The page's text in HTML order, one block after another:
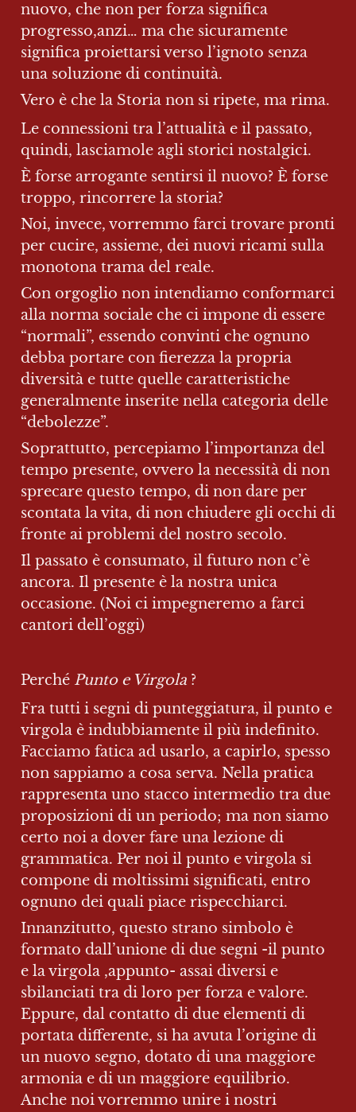
nuovo, che non per forza significa
progresso,anzi… ma che sicuramente
significa proiettarsi verso l’ignoto senza
una soluzione di continuità.
Vero è che la Storia non si ripete, ma rima.
Le connessioni tra l’attualità e il passato,
quindi, lasciamole agli storici nostalgici.
È forse arrogante sentirsi il nuovo? È forse
troppo, rincorrere la storia?
Noi, invece, vorremmo farci trovare pronti
per cucire, assieme, dei nuovi ricami sulla
monotona trama del reale.
Con orgoglio non intendiamo conformarci
alla norma sociale che ci impone di essere
“normali”, essendo convinti che ognuno
debba portare con fierezza la propria
diversità e tutte quelle caratteristiche
generalmente inserite nella categoria delle
“debolezze”.
Soprattutto, percepiamo l’importanza del
tempo presente, ovvero la necessità di non
sprecare questo tempo, di non dare per
scontata la vita, di non chiudere gli occhi di
fronte ai problemi del nostro secolo.
Il passato è consumato, il futuro non c’è
ancora. Il presente è la nostra unica
occasione. (Noi ci impegneremo a farci
cantori dell’oggi)
Perché Punto e Virgola ?
Fra tutti i segni di punteggiatura, il punto e
virgola è indubbiamente il più indefinito.
Facciamo fatica ad usarlo, a capirlo, spesso
non sappiamo a cosa serva. Nella pratica
rappresenta uno stacco intermedio tra due
proposizioni di un periodo; ma non siamo
certo noi a dover fare una lezione di
grammatica. Per noi il punto e virgola si
compone di moltissimi significati, entro
ognuno dei quali piace rispecchiarci.
Innanzitutto, questo strano simbolo è
formato dall’unione di due segni -il punto
e la virgola ,appunto- assai diversi e
sbilanciati tra di loro per forza e valore.
Eppure, dal contatto di due elementi di
portata differente, si ha avuta l’origine di
un nuovo segno, dotato di una maggiore
armonia e di un maggiore equilibrio.
Anche noi vorremmo unire i nostri